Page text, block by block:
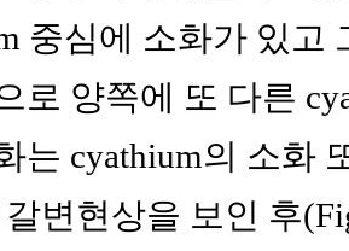
중심에 소화가 있고
로 양쪽에 또 다른
는 cyathium의 소화
갈변현상을 보인 후